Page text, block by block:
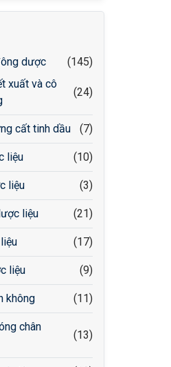
dược
(145)
xuất và cô
(24)
cất tinh dầu (7)
liệu (10)
liệu (3)
liệu (21)
(17)
liệu (9)
không (11)
chân
(13)